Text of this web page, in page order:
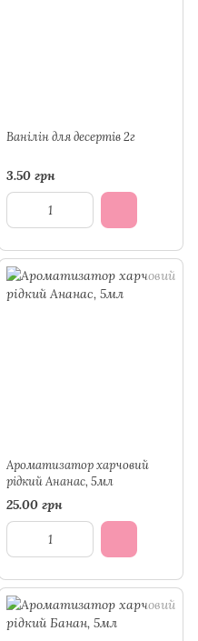
Ванілін для десертів 2г
3.50 грн
Ароматизатор харчовий
рідкий Ананас, 5мл
25.00 грн